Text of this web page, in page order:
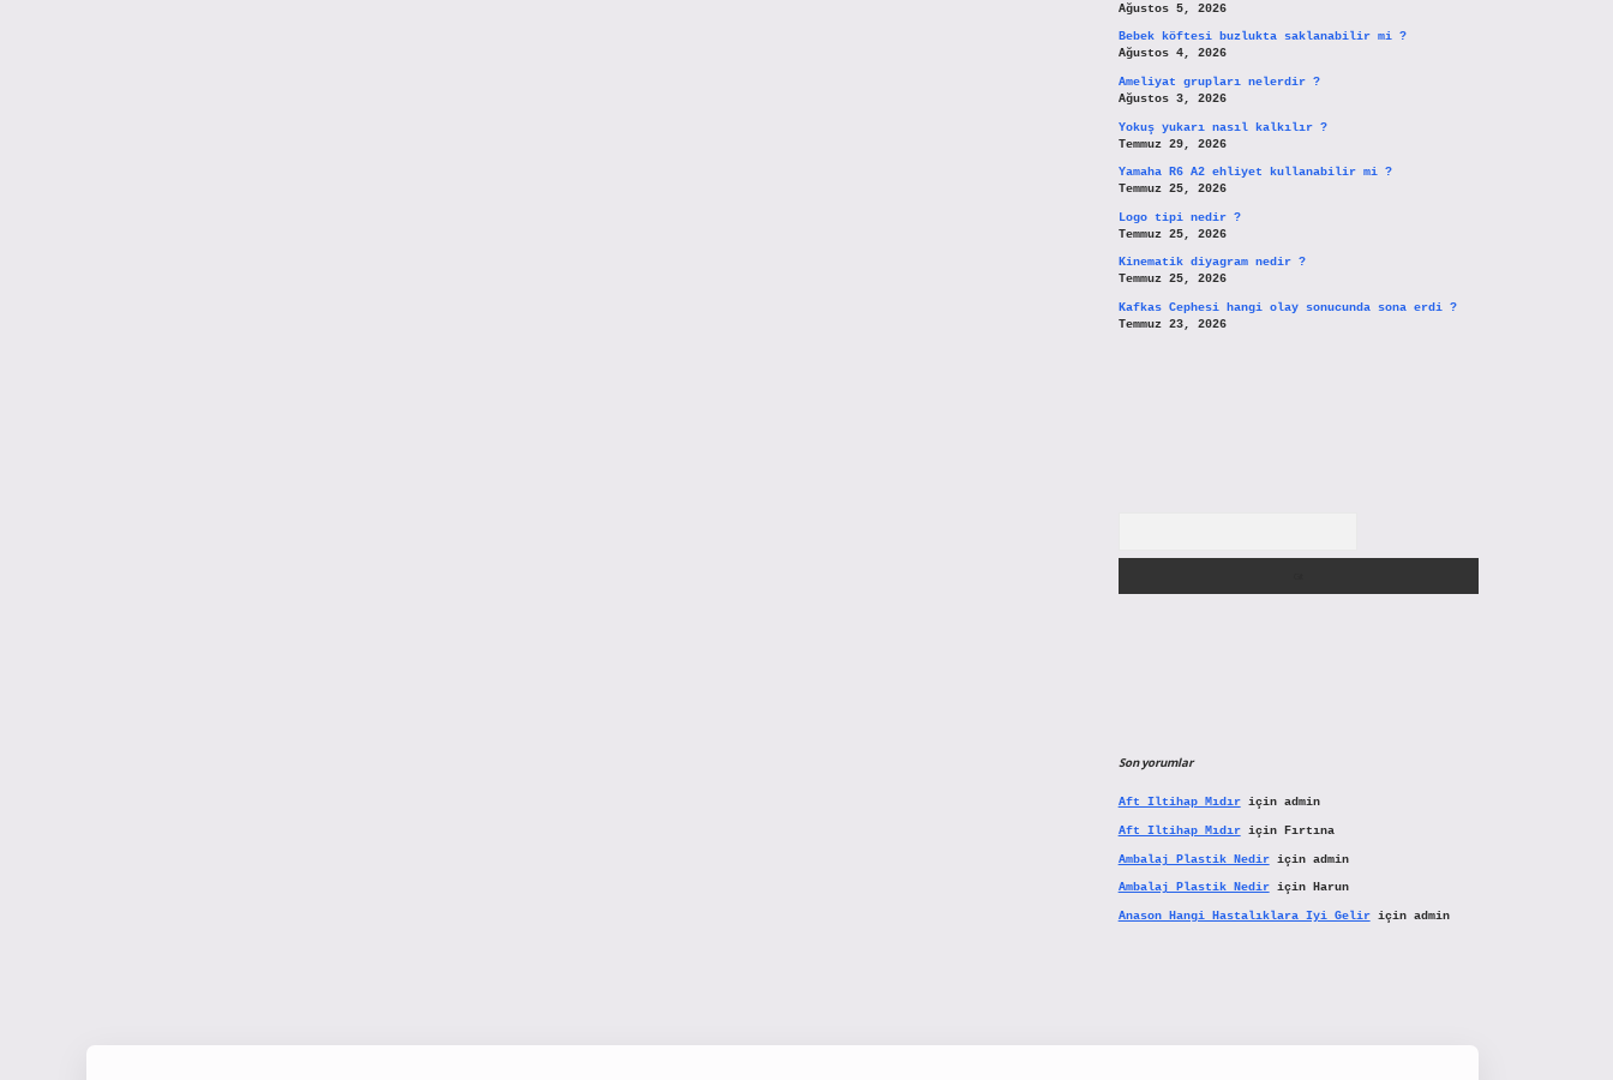
Ağustos 5, 2026
Bebek köftesi buzlukta saklanabilir mi ?
Ağustos 4, 2026
Ameliyat grupları nelerdir ?
Ağustos 3, 2026
Yokuş yukarı nasıl kalkılır ?
Temmuz 29, 2026
Yamaha R6 A2 ehliyet kullanabilir mi ?
Temmuz 25, 2026
Logo tipi nedir ?
Temmuz 25, 2026
Kinematik diyagram nedir ?
Temmuz 25, 2026
Kafkas Cephesi hangi olay sonucunda sona erdi ?
Temmuz 23, 2026
Son yorumlar
Aft Iltihap Mıdıriçin admin
Aft Iltihap Mıdıriçin Fırtına
Ambalaj Plastik Nediriçin admin
Ambalaj Plastik Nediriçin Harun
Anason Hangi Hastalıklara Iyi Geliriçin admin